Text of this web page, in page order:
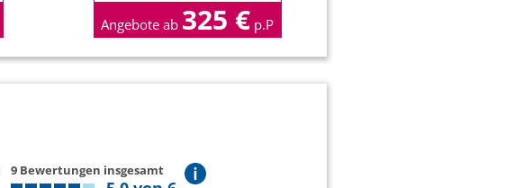
Angebote ab 325 € p.P
9 Bewertungen insgesamt